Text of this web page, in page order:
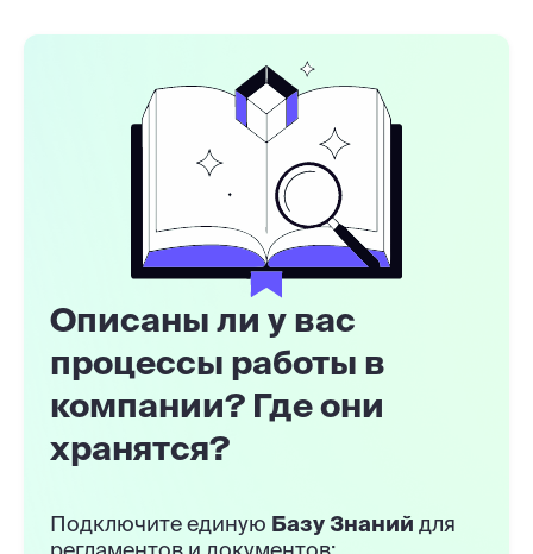
Описаны ли у вас
процессы работы в
компании? Где они
хранятся?
Подключите единую Базу Знаний для